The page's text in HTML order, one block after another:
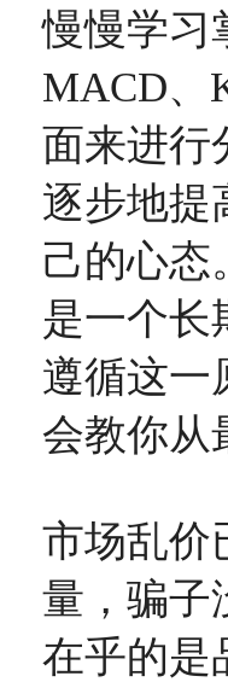
慢慢学习
MACD、
面来进行
逐步地提
己的心态
是一个长
遵循这一
会教你从
市场乱价
量，骗子
在乎的是